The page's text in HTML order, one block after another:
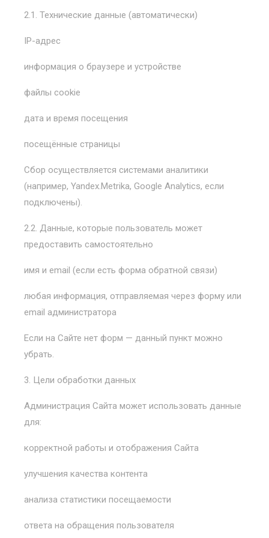
2.1. Технические данные (автоматически)
IP-адрес
информация о браузере и устройстве
файлы cookie
дата и время посещения
посещённые страницы
Сбор осуществляется системами аналитики
(например, Yandex.Metrika, Google Analytics, если
подключены).
2.2. Данные, которые пользователь может
предоставить самостоятельно
имя и email (если есть форма обратной связи)
любая информация, отправляемая через форму или
email администратора
Если на Сайте нет форм — данный пункт можно
убрать.
3. Цели обработки данных
Администрация Сайта может использовать данные
для:
корректной работы и отображения Сайта
улучшения качества контента
анализа статистики посещаемости
ответа на обращения пользователя